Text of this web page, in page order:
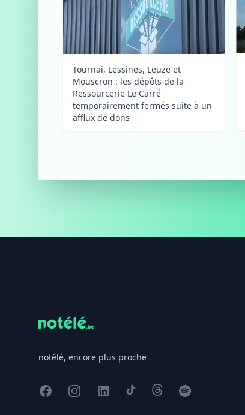
Tournai, Lessines, Leuze et
Mouscron : les dépôts de la
Ressourcerie Le Carré
temporairement fermés suite à un
afflux de dons
notélé, encore plus proche
FacebookInstagram
X TikTokThreadsSpotify